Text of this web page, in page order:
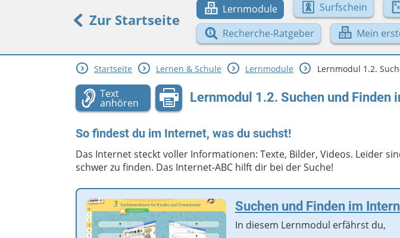
Zur Startseite
Lernmodule Surfschein
Recherche-Ratgeber
Mein
Startseite Lernen & Schule Lernmodule Lernmodul 1.2.
Text
anhören Lernmodul 1.2. Suchen und Finden
So findest du im Internet, was du suchst!
Das Internet steckt voller Informationen: Texte, Bilder, Videos. Leider
schwer zu finden. Das Internet-ABC hilft dir bei der Suche!
Suchen und Finden im
In diesem Lernmodul erfährst du,